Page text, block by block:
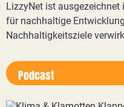
LizzyNet ist ausgezeichnet
für nachhaltige
Nachhaltigkeitsziele
Podcast